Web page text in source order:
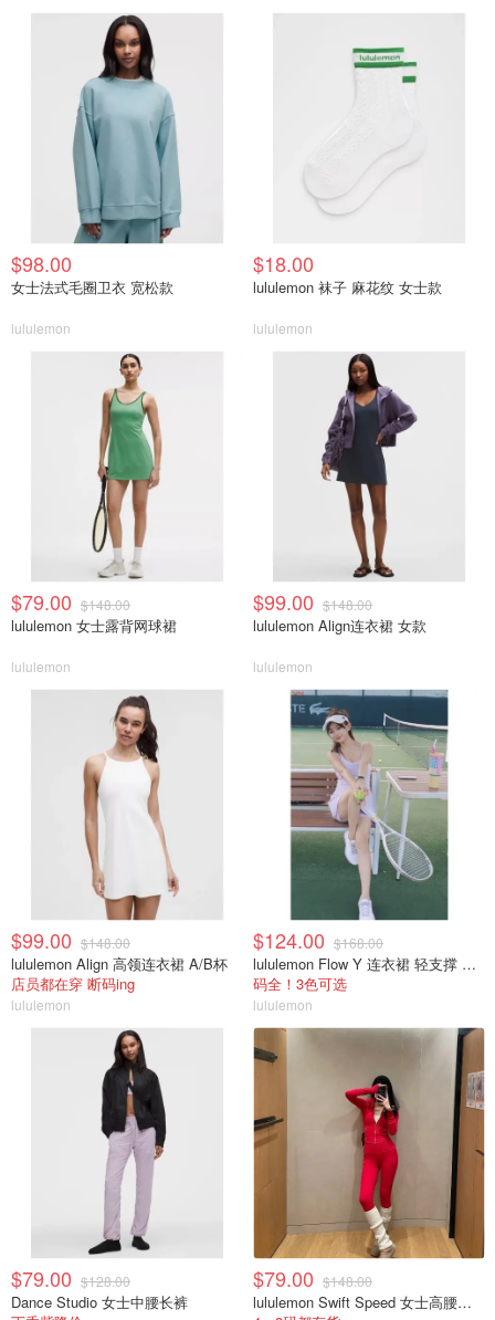
$98.00
女士法式毛圈卫衣 宽松款
lululemon
$18.00
lululemon 袜子 麻花纹 女士款
lululemon
$79.00 $148.00
lululemon 女士露背网球裙
lululemon
$99.00 $148.00
lululemon Align连衣裙 女款
lululemon
$99.00 $148.00
lululemon Align 高领连衣裙 A/B杯
店员都在穿 断码ing
lululemon
$124.00 $168.00
lululemon Flow Y 连衣裙 轻支撑 B/C杯
码全！3色可选
lululemon
$79.00 $128.00
Dance Studio 女士中腰长裤
$79.00 $148.00
lululemon Swift Speed 女士高腰紧身裤